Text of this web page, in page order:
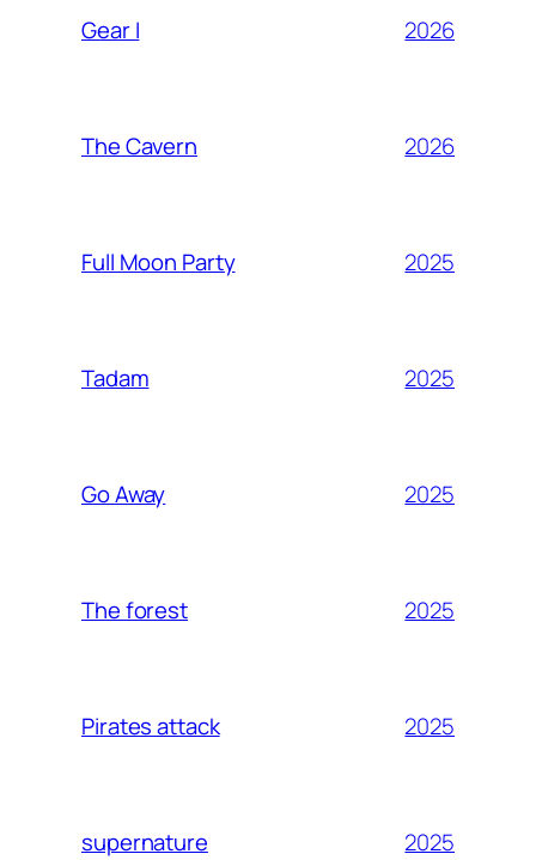
Gear I 2026
The Cavern 2026
Full Moon Party 2025
Tadam 2025
Go Away 2025
The forest 2025
Pirates attack 2025
supernature 2025